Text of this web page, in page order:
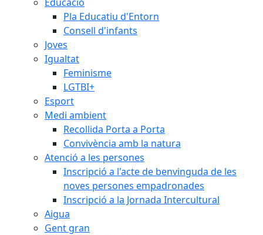
Pla Educatiu d'Entorn
Consell d'infants
Joves
Igualtat
Feminisme
LGTBI+
Esport
Medi ambient
Recollida Porta a Porta
Convivència amb la natura
Atenció a les persones
Inscripció a l'acte de benvinguda de les
noves persones empadronades
Inscripció a la Jornada Intercultural
Aigua
Gent gran